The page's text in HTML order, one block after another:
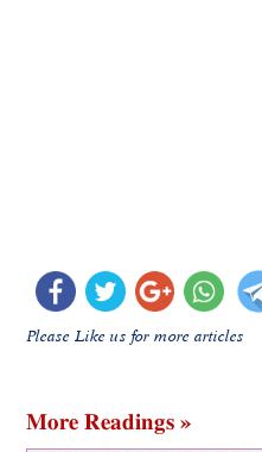
Please Like us for more articles
More Readings »